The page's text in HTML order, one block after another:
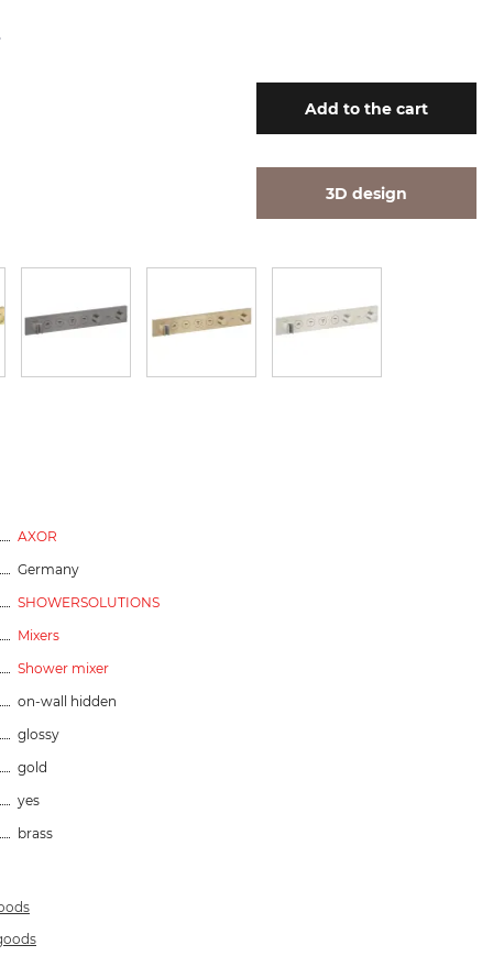
Add to the cart
3D design
AXOR
Germany
SHOWERSOLUTIONS
Mixers
Shower mixer
on-wall hidden
glossy
gold
yes
brass